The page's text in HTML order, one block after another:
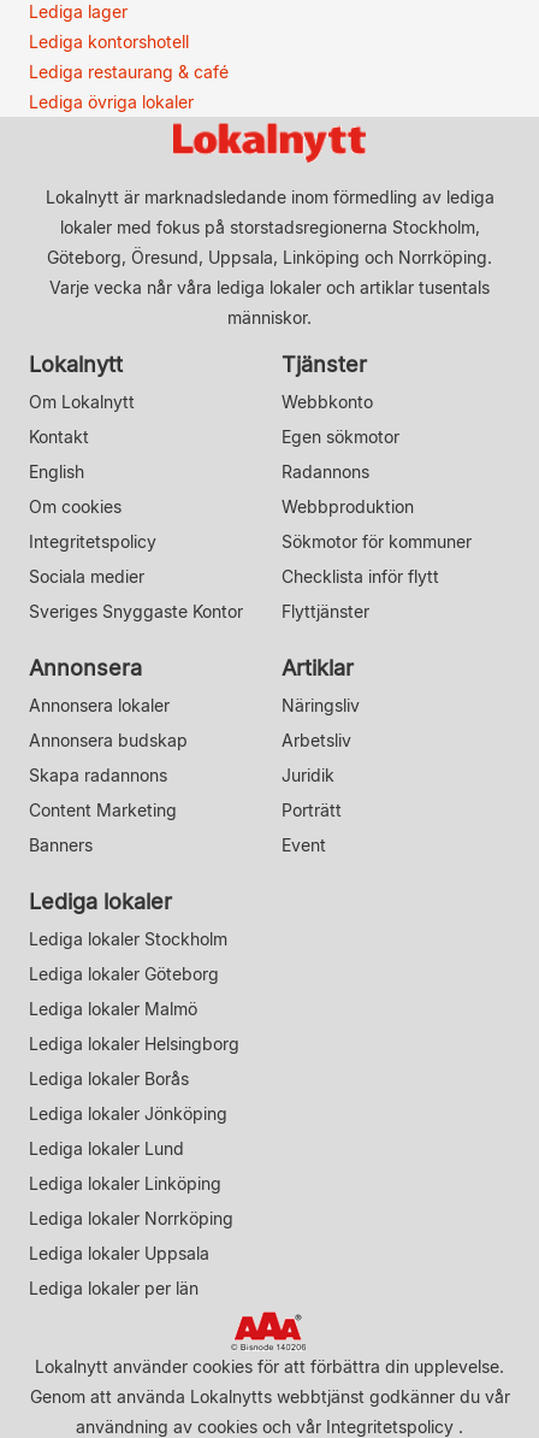
Lediga lager
Lediga kontorshotell
Lediga restaurang & café
Lediga övriga lokaler
Lokalnytt är marknadsledande inom förmedling av lediga
lokaler med fokus på storstadsregionerna Stockholm,
Göteborg, Öresund, Uppsala, Linköping och Norrköping.
Varje vecka når våra lediga lokaler och artiklar tusentals
människor.
Lokalnytt
Om Lokalnytt
Kontakt
English
Om cookies
Integritetspolicy
Sociala medier
Sveriges Snyggaste Kontor
Tjänster
Webbkonto
Egen sökmotor
Radannons
Webbproduktion
Sökmotor för kommuner
Checklista inför flytt
Flyttjänster
Annonsera
Annonsera lokaler
Annonsera budskap
Skapa radannons
Content Marketing
Banners
Artiklar
Näringsliv
Arbetsliv
Juridik
Porträtt
Event
Lediga lokaler
Lediga lokaler Stockholm
Lediga lokaler Göteborg
Lediga lokaler Malmö
Lediga lokaler Helsingborg
Lediga lokaler Borås
Lediga lokaler Jönköping
Lediga lokaler Lund
Lediga lokaler Linköping
Lediga lokaler Norrköping
Lediga lokaler Uppsala
Lediga lokaler per län
Lokalnytt använder cookies för att förbättra din upplevelse.
Genom att använda Lokalnytts webbtjänst godkänner du vår
användning av cookies och vår Integritetspolicy .